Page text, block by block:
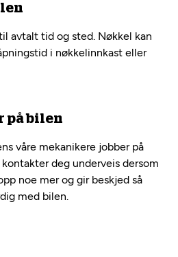
avtalt tid og sted. Nøkkel kan
i nøkkelinnkast eller
på bilen
våre mekanikere jobber på
deg underveis dersom
noe mer og gir beskjed så
med bilen.